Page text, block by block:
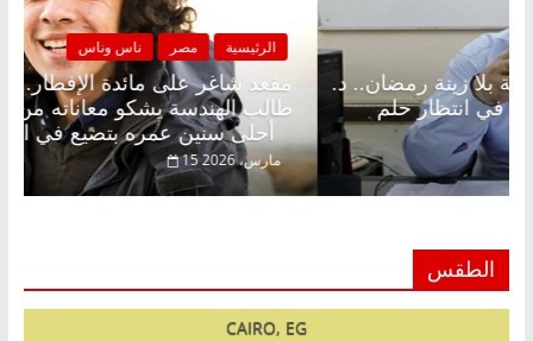
الرئيسية
مقعد
طالب
أحلى سنين عمره بتضيع في السجن
15 مارس، 2026
مصر
شاغر على الإفطار وبلكونة بلا زينة رمضان.. د.
فاروق خبير اقتصادي في انتظار حلم
الطقس
CAIRO, EG